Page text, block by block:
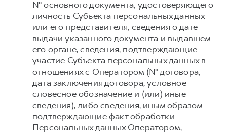
№ основного документа, удостоверяющего
личность Субъекта персональных данных
или его представителя, сведения о дате
выдачи указанного документа и выдавшем
его органе, сведения, подтверждающие
участие Субъекта персональных данных в
отношениях с Оператором (№ договора,
дата заключения договора, условное
словесное обозначение и (или) иные
сведения), либо сведения, иным образом
подтверждающие факт обработки
Персональных данных Оператором,